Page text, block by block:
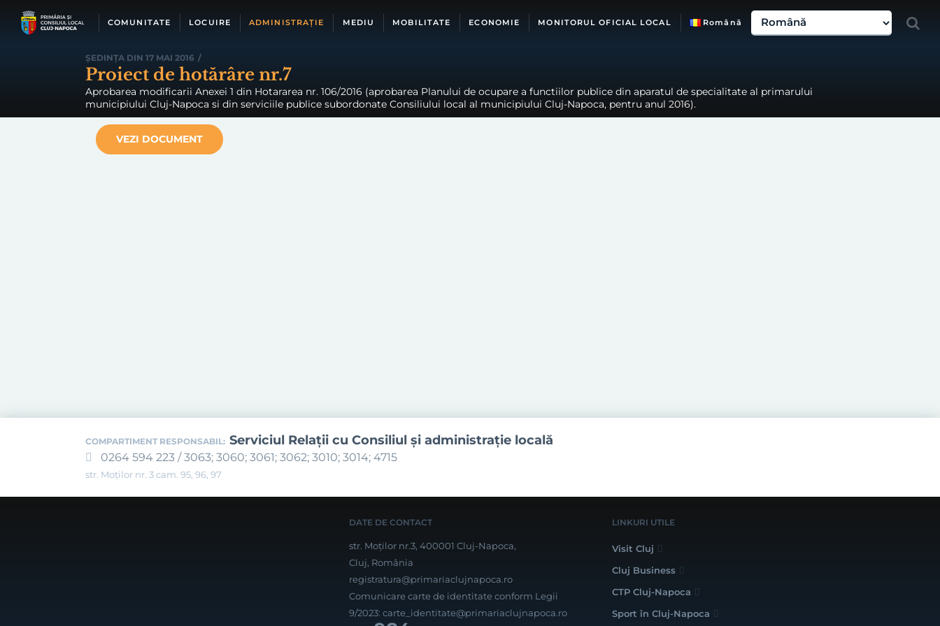
COMUNITATE LOCUIRE ADMINISTRAȚIE MEDIU MOBILITATE ECONOMIE MONITORUL OFICIAL LOCAL Română
ȘEDINȚA DIN 17 MAI 2016 /
Proiect de hotărâre nr.7
Aprobarea modificarii Anexei 1 din Hotararea nr. 106/2016 (aprobarea Planului de ocupare a functiilor publice din aparatul de specialitate al primarului
municipiului Cluj-Napoca si din serviciile publice subordonate Consiliului local al municipiului Cluj-Napoca, pentru anul 2016).
VEZI DOCUMENT
COMPARTIMENT RESPONSABIL: Serviciul Relaţii cu Consiliul şi administraţie locală
0264 594 223 / 3063; 3060; 3061; 3062; 3010; 3014; 4715
str. Moților nr. 3 cam. 95, 96, 97
DATE DE CONTACT
str. Moților nr.3, 400001 Cluj-Napoca,
Cluj, România
registratura@primariaclujnapoca.ro
Comunicare carte de identitate conform Legii
9/2023: carte_identitate@primariaclujnapoca.ro
LINKURI UTILE
Visit Cluj
Cluj Business
CTP Cluj-Napoca
Sport în Cluj-Napoca